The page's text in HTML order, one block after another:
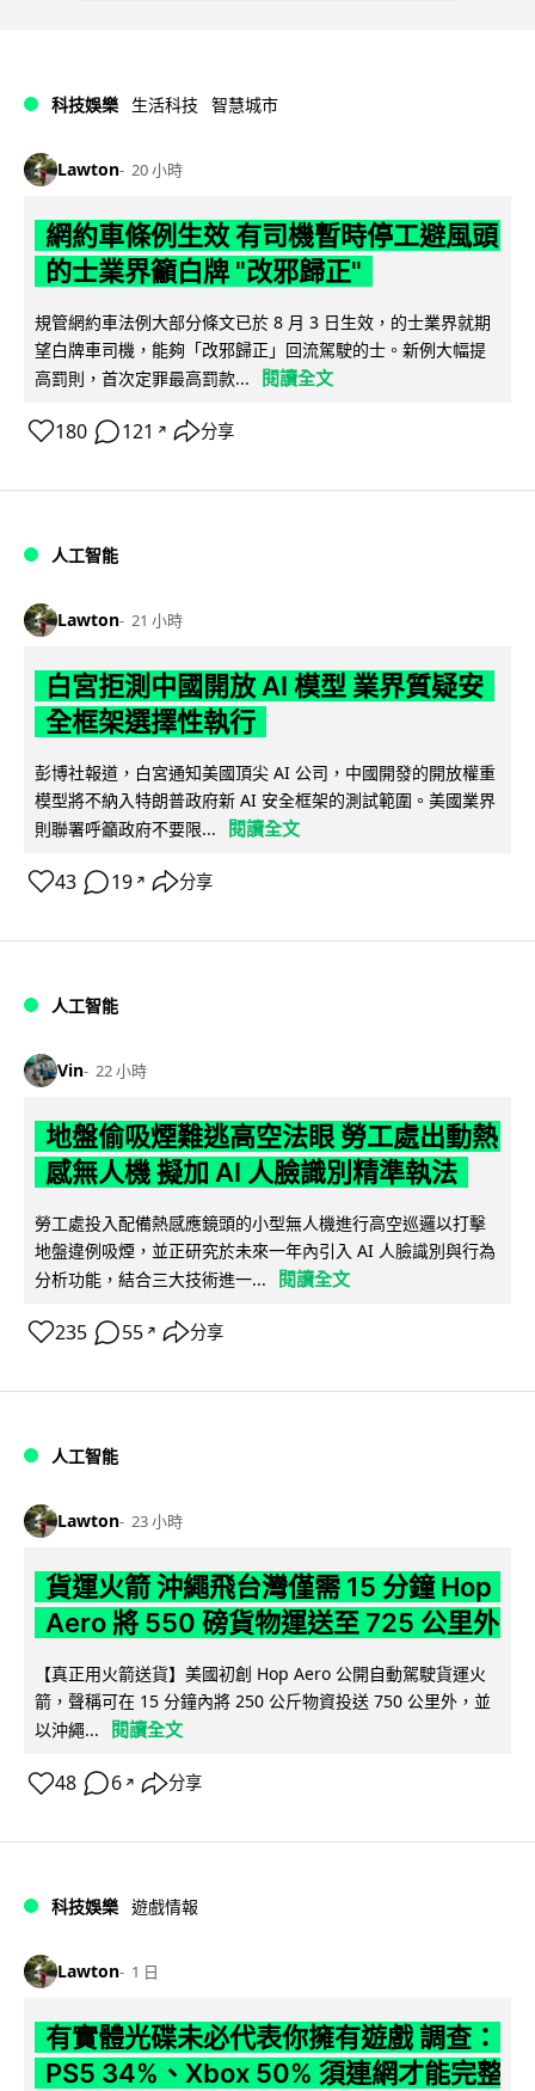
科技娛樂 生活科技 智慧城市
Lawton 20 小時
網約車條例生效 有司機暫時停工避風頭
的士業界籲白牌 "改邪歸正"
規管網約車法例大部分條文已於 8 月 3 日生效，的士業界就期
望白牌車司機，能夠「改邪歸正」回流駕駛的士。新例大幅提
高罰則，首次定罪最高罰款...
閱讀全文
180 121 ↗ 分享
人工智能
Lawton 21 小時
白宮拒測中國開放 AI 模型 業界質疑安
全框架選擇性執行
彭博社報道，白宮通知美國頂尖 AI 公司，中國開發的開放權重
模型將不納入特朗普政府新 AI 安全框架的測試範圍。美國業界
則聯署呼籲政府不要限...
閱讀全文
43 19 ↗ 分享
人工智能
Vin 22 小時
地盤偷吸煙難逃高空法眼 勞工處出動熱
感無人機 擬加 AI 人臉識別精準執法
勞工處投入配備熱感應鏡頭的小型無人機進行高空巡邏以打擊
地盤違例吸煙，並正研究於未來一年內引入 AI 人臉識別與行為
分析功能，結合三大技術進一...
閱讀全文
235 55 ↗ 分享
人工智能
Lawton 23 小時
貨運火箭 沖繩飛台灣僅需 15 分鐘 Hop
Aero 將 550 磅貨物運送至 725 公里外
【真正用火箭送貨】美國初創 Hop Aero 公開自動駕駛貨運火
箭，聲稱可在 15 分鐘內將 250 公斤物資投送 750 公里外，並
以沖繩...
閱讀全文
48 6 ↗ 分享
科技娛樂 遊戲情報
Lawton 1 日
有實體光碟未必代表你擁有遊戲 調查：
PS5 34%、Xbox 50% 須連網才能完整